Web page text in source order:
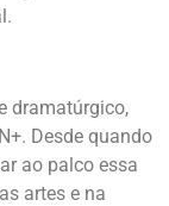
dramatúrgico,
Desde quando
ao palco essa
artes e na